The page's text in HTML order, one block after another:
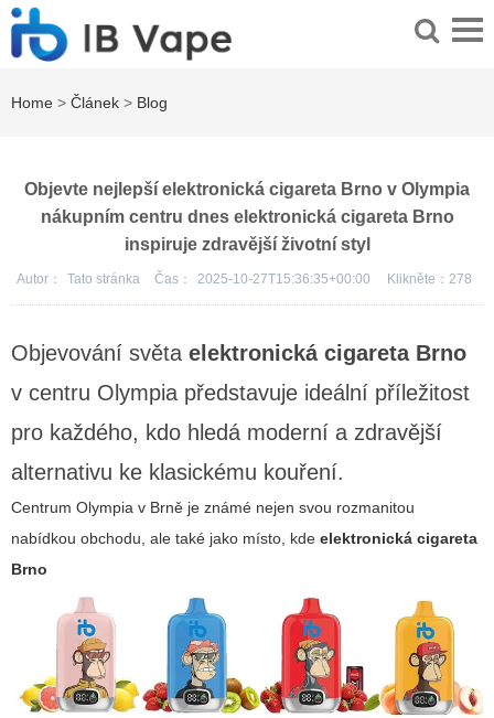
Home > Článek > Blog
Objevte nejlepší elektronická cigareta Brno v Olympia
nákupním centru dnes elektronická cigareta Brno
inspiruje zdravější životní styl
Autor： Tato stránka Čas： 2025-10-27T15:36:35+00:00 Klikněte： 278
Objevování světa elektronická cigareta Brno
v centru Olympia představuje ideální příležitost
pro každého, kdo hledá moderní a zdravější
alternativu ke klasickému kouření.
Centrum Olympia v Brně je známé nejen svou rozmanitou
nabídkou obchodu, ale také jako místo, kde elektronická cigareta
Brno